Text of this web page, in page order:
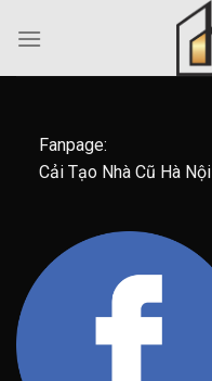
Fanpage:
Cải Tạo Nhà Cũ Hà Nội